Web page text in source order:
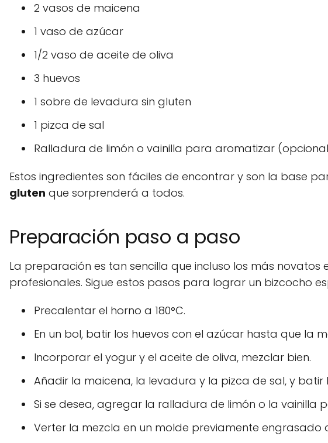
2 vasos de maicena
1 vaso de azúcar
1/2 vaso de aceite de oliva
3 huevos
1 sobre de levadura sin gluten
1 pizca de sal
Ralladura de limón o vainilla para aromatizar
Estos ingredientes son fáciles de encontrar y son la base
gluten que sorprenderá a todos.
Preparación paso a paso
La preparación es tan sencilla que incluso los más
profesionales. Sigue estos pasos para lograr un bizcocho
Precalentar el horno a 180°C.
En un bol, batir los huevos con el azúcar hasta que la
Incorporar el yogur y el aceite de oliva, mezclar bien.
Añadir la maicena, la levadura y la pizca de sal, y
Si se desea, agregar la ralladura de limón o la vainilla
Verter la mezcla en un molde previamente engrasado